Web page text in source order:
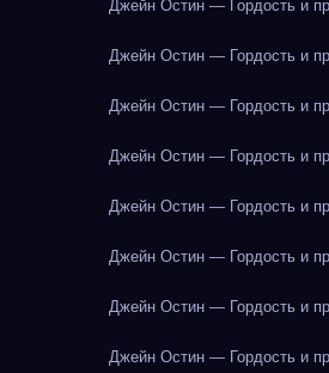
Джейн Остин — Гордость и
Джейн Остин — Гордость и
Джейн Остин — Гордость и
Джейн Остин — Гордость и
Джейн Остин — Гордость и
Джейн Остин — Гордость и
Джейн Остин — Гордость и
Джейн Остин — Гордость и